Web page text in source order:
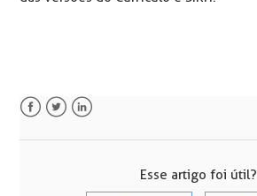
Esse artigo foi útil?